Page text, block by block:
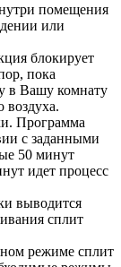
помещения
или
блокирует
пока
в Вашу комнату
воздуха.
Программа
с заданными
50 минут
идет процесс
выводится
сплит
режиме сплит